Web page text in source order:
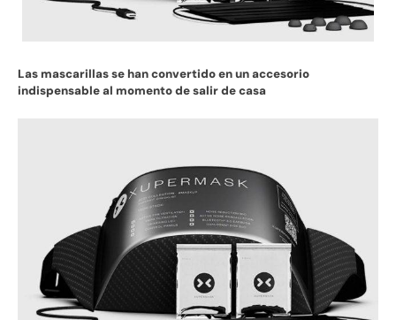
Las mascarillas se han convertido en un accesorio
indispensable al momento de salir de casa